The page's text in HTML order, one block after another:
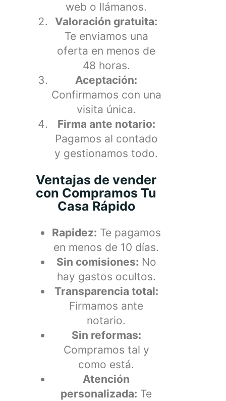
web o llámanos.
Valoración gratuita:
Te enviamos una
oferta en menos de
48 horas.
Aceptación:
Confirmamos con una
visita única.
Firma ante notario:
Pagamos al contado
y gestionamos todo.
Ventajas de vender
con Compramos Tu
Casa Rápido
Rapidez: Te pagamos
en menos de 10 días.
Sin comisiones: No
hay gastos ocultos.
Transparencia total:
Firmamos ante
notario.
Sin reformas:
Compramos tal y
como está.
Atención
personalizada: Te